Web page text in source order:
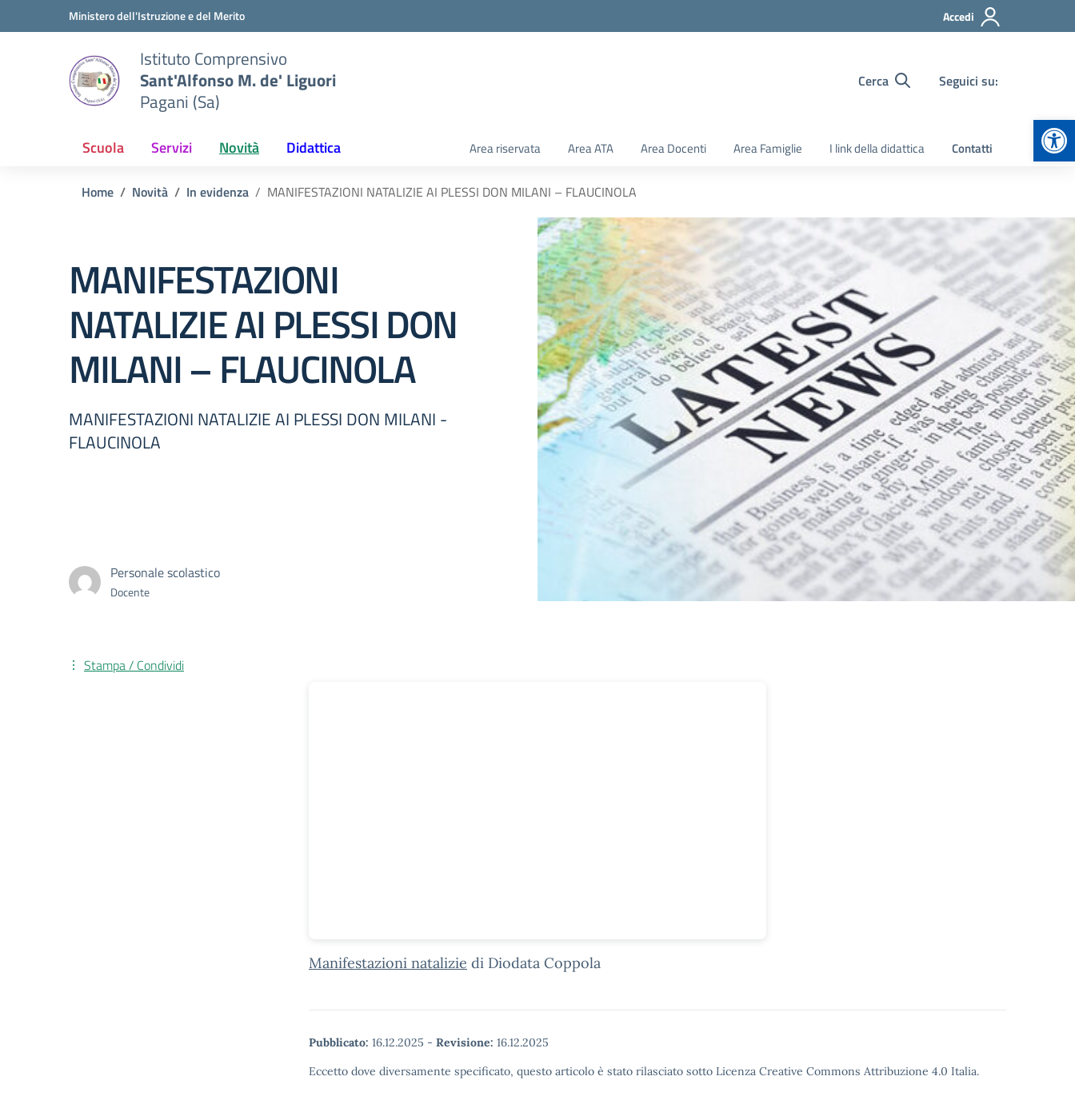
Vai ai contenuti
Vai al menu di navigazioneMinistero dell'Istruzione e del Merito Accedi
Istituto Comprensivo
Sant'Alfonso M. de' Liguori
Pagani (Sa)
Cerca Seguici su:
Scuola Servizi Novità Didattica Area riservata Area ATA Area Docenti Area Famiglie I link della didattica Contatti
Home Novità In evidenza MANIFESTAZIONI NATALIZIE AI PLESSI DON MILANI – FLAUCINOLA
MANIFESTAZIONI
NATALIZIE AI PLESSI DON
MILANI – FLAUCINOLA
MANIFESTAZIONI NATALIZIE AI PLESSI DON MILANI -
FLAUCINOLA
Personale scolastico
Docente
Manifestazioni natalizie di Diodata Coppola
Pubblicato: 16.12.2025 - Revisione: 16.12.2025
Eccetto dove diversamente specificato, questo articolo è stato rilasciato sotto Licenza Creative Commons Attribuzione 4.0 Italia.
Stampa / Condividi